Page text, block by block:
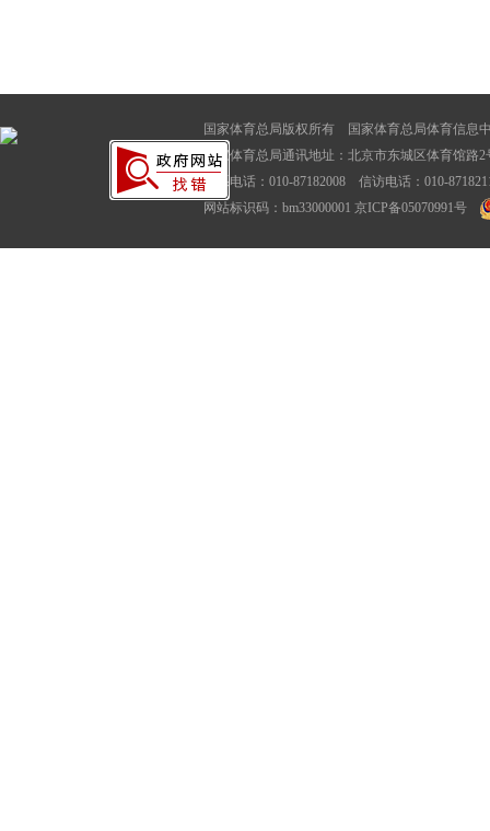
国家体育总局版权所有 国家体育总局体育信息
国家体育总局通讯地址：北京市东城区体育馆
联系电话：010-87182008 信访电话：010-
网站标识码：bm33000001 京ICP备05070991号